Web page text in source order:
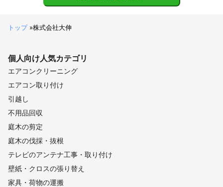
トップ»株式会社大伸
個人向け人気カテゴリ
エアコンクリーニング
エアコン取り付け
引越し
不用品回収
庭木の剪定
庭木の伐採・抜根
テレビのアンテナ工事・取り付け
壁紙・クロスの張り替え
家具・荷物の運搬